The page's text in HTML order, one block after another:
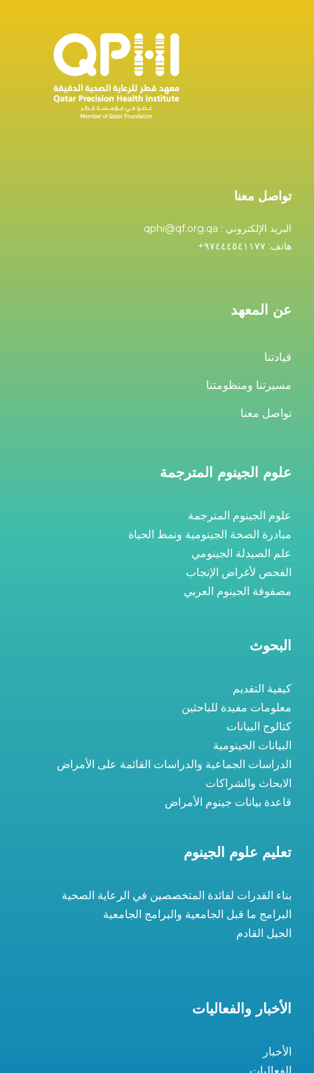
تواصل معنا
البريد الإلكتروني : qphi@qf.org.qa
هاتف: ۹۷٤٤٤٥٤۱۱۷۷+
عن المعهد
قيادتنا
مسيرتنا ومنظومتنا
تواصل معنا
علوم الجينوم المترجمة
علوم الجينوم المترجمة
مبادرة الصحة الجينومية ونمط الحياة
علم الصيدلة الجينومي
الفحص لأغراض الإنجاب
مصفوفة الجينوم العربي
البحوث
كيفية التقديم
معلومات مفيدة للباحثين
كتالوج البيانات
البيانات الجينومية
الدراسات الجماعية والدراسات القائمة على الأمراض
الابحاث والشراكات
قاعدة بيانات جينوم الأمراض
تعليم علوم الجينوم
بناء القدرات لفائدة المتخصصين في الرعاية الصحية
البرامج ما قبل الجامعية والبرامج الجامعية
الجيل القادم
الأخبار والفعاليات
الأخبار